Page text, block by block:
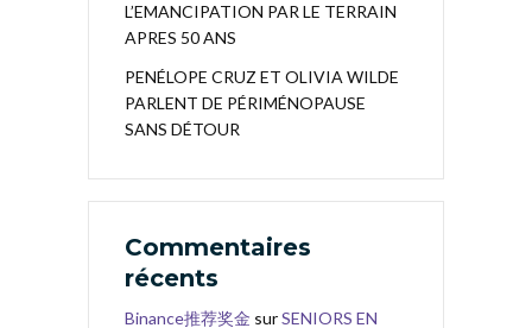
L’EMANCIPATION PAR LE TERRAIN
APRES 50 ANS
PENÉLOPE CRUZ ET OLIVIA WILDE
PARLENT DE PÉRIMÉNOPAUSE
SANS DÉTOUR
Commentaires
récents
Binance推荐奖金 surSENIORS EN